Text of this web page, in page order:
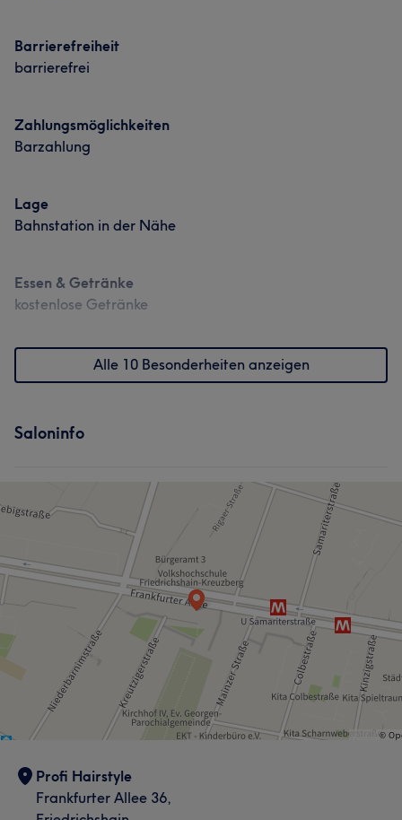
Barrierefreiheit
barrierefrei
Zahlungsmöglichkeiten
Barzahlung
Lage
Bahnstation in der Nähe
Essen & Getränke
kostenlose Getränke
Alle 10 Besonderheiten anzeigen
Saloninfo
Profi Hairstyle
Frankfurter Allee 36,